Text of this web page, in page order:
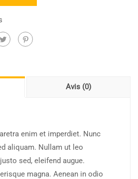
Avis (0)
enim et imperdiet. Nunc
aliquam. Nullam ut leo
sed, eleifend augue.
magna. Aenean in odio